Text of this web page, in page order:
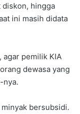
diskon, hingga
ini masih didata
agar pemilik KIA
dewasa yang
nya.
bersubsidi.